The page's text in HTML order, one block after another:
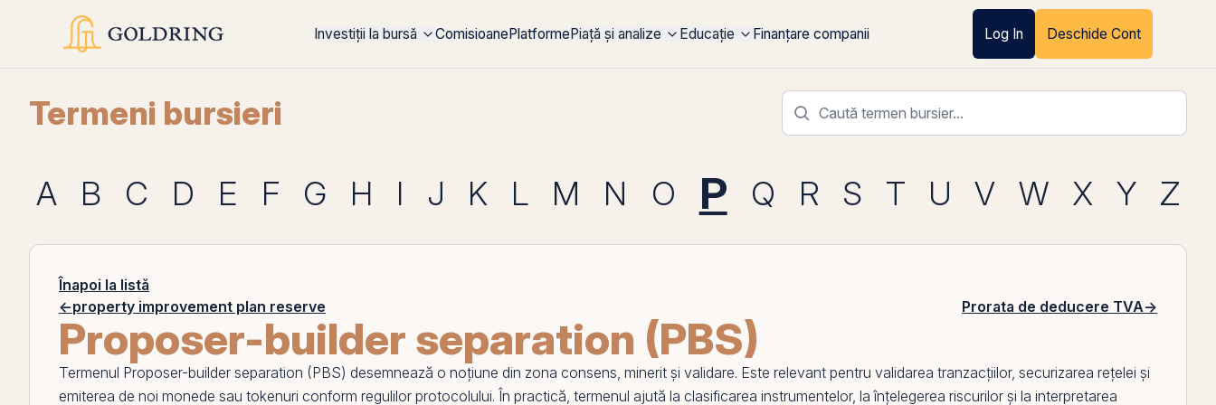
Investiții la bursă ComisioanePlatformePiață și analize Educație Finanțare companii Log In Deschide Cont
Termeni bursieri
A B C D E F G H I J K L M N O P Q R S T U V W X Y Z
Înapoi la listă
←property improvement plan reserve Prorata de deducere TVA→
Proposer-builder separation (PBS)
Termenul Proposer-builder separation (PBS) desemnează o noțiune din zona consens, minerit și validare. Este relevant pentru validarea tranzacțiilor, securizarea rețelei și
emiterea de noi monede sau tokenuri conform regulilor protocolului. În practică, termenul ajută la clasificarea instrumentelor, la înțelegerea riscurilor și la interpretarea